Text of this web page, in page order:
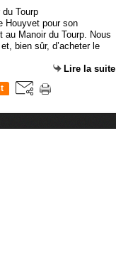
Houyvet pour son
Manoir du Tourp. Nous
bien sûr, d’acheter le
Lire la suite